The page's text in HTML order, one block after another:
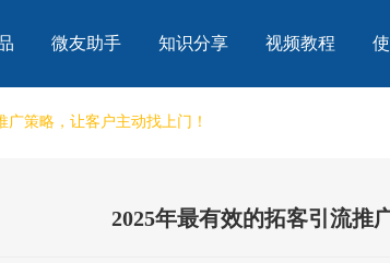
微友助手 知识分享 视频教程
广策略，让客户主动找上门！
2025年最有效的拓客引流推